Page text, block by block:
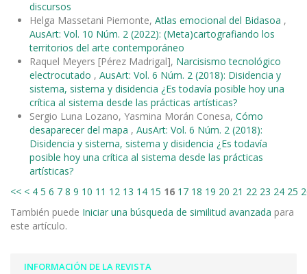
discursos
Helga Massetani Piemonte, Atlas emocional del Bidasoa ,
AusArt: Vol. 10 Núm. 2 (2022): (Meta)cartografiando los
territorios del arte contemporáneo
Raquel Meyers [Pérez Madrigal], Narcisismo tecnológico
electrocutado , AusArt: Vol. 6 Núm. 2 (2018): Disidencia y
sistema, sistema y disidencia ¿Es todavía posible hoy una
crítica al sistema desde las prácticas artísticas?
Sergio Luna Lozano, Yasmina Morán Conesa, Cómo
desaparecer del mapa , AusArt: Vol. 6 Núm. 2 (2018):
Disidencia y sistema, sistema y disidencia ¿Es todavía
posible hoy una crítica al sistema desde las prácticas
artísticas?
<< < 4 5 6 7 8 9 10 11 12 13 14 15 16 17 18 19 20 21 22 23 24 25
También puede Iniciar una búsqueda de similitud avanzada para
este artículo.
INFORMACIÓN DE LA REVISTA